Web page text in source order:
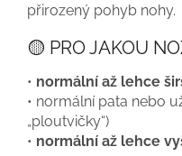
přirozený pohyb nohy.
🟡 PRO JAKOU
• normální až lehce
• normální pata nebo
„ploutvičky“)
• normální až lehce